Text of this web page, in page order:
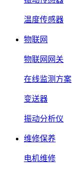
温度传感器
物联网
物联网网关
在线监测方案
变送器
振动分析仪
维修保养
电机维修